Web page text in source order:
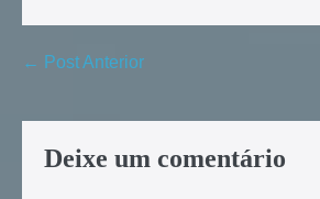
← Post Anterior
Deixe um comentário